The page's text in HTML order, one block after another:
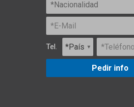
Tel.
Pedir info